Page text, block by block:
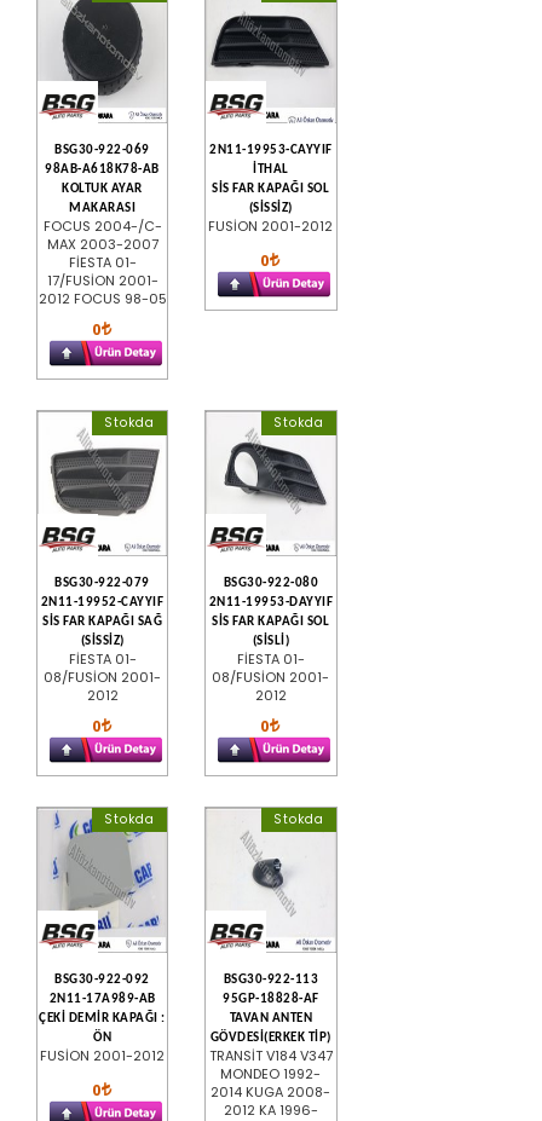
BSG30-922-069
98AB-A618K78-AB
KOLTUK AYAR
MAKARASI
FOCUS 2004-/C-
MAX 2003-2007
FİESTA 01-
17/FUSİON 2001-
2012 FOCUS 98-05
0
2N11-19953-CAYYIF
İTHAL
SİS FAR KAPAĞI SOL
(SİSSİZ)
FUSİON 2001-2012
0
Stokda
BSG30-922-079
2N11-19952-CAYYIF
SİS FAR KAPAĞI SAĞ
(SİSSİZ)
FİESTA 01-
08/FUSİON 2001-
2012
0
Stokda
BSG30-922-080
2N11-19953-DAYYIF
SİS FAR KAPAĞI SOL
(SİSLİ)
FİESTA 01-
08/FUSİON 2001-
2012
0
Stokda
BSG30-922-092
2N11-17A989-AB
ÇEKİ DEMİR KAPAĞI :
ÖN
FUSİON 2001-2012
0
Stokda
BSG30-922-113
95GP-18828-AF
TAVAN ANTEN
GÖVDESİ(ERKEK TİP)
TRANSİT V184 V347
MONDEO 1992-
2014 KUGA 2008-
2012 KA 1996-